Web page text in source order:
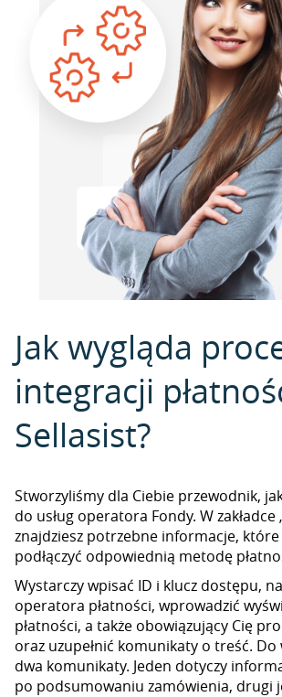
Jak wygląda
integracji
Sellasist?
Stworzyliśmy dla Ciebie przewodnik,
do usług operatora Fondy. W zakładce
znajdziesz potrzebne informacje,
podłączyć odpowiednią metodę
Wystarczy wpisać ID i klucz dostępu,
operatora płatności, wprowadzić
płatności, a także obowiązujący Cię
oraz uzupełnić komunikaty o treść.
dwa komunikaty. Jeden dotyczy
po podsumowaniu zamówienia, drugi